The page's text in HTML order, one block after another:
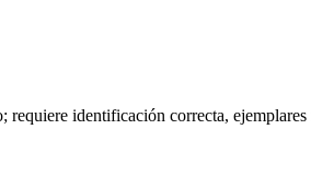
identificación correcta,